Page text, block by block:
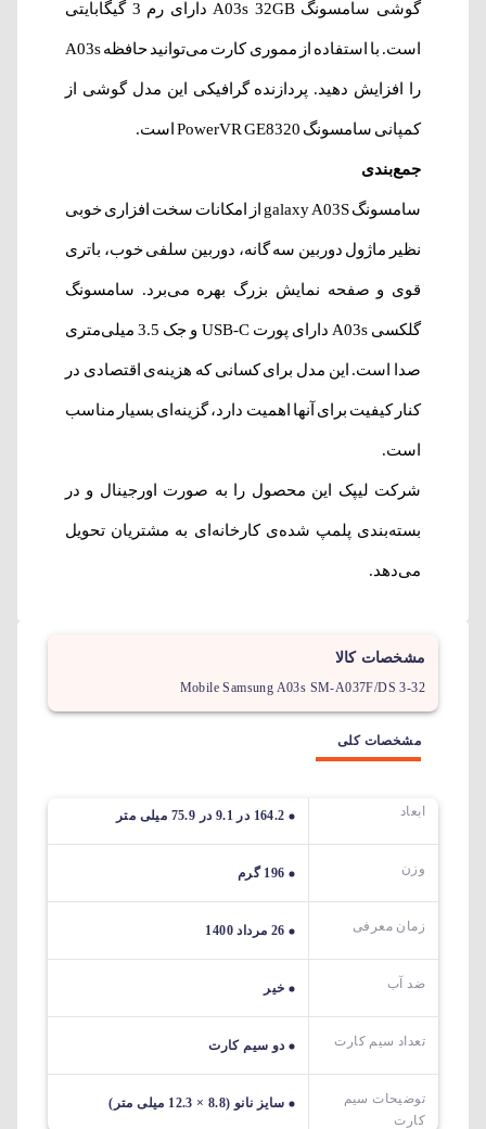
گوشی سامسونگ A03s 32GB دارای رم 3 گیگابایتی
است. با استفاده از مموری کارت می‌توانید حافظه A03s
را افزایش دهید. پردازنده گرافیکی این مدل گوشی از
کمپانی سامسونگ PowerVR GE8320 است.
جمع‌بندی
سامسونگ galaxy A03S از امکانات سخت افزاری خوبی
نظیر ماژول دوربین سه گانه، دوربین سلفی خوب، باتری
قوی و صفحه نمایش بزرگ بهره می‌برد. سامسونگ
گلکسی A03s دارای پورت USB-C و جک 3.5 میلی‌متری
صدا است. این مدل برای کسانی که هزینه‌ی اقتصادی در
کنار کیفیت برای آنها اهمیت دارد، گزینه‌ای بسیار مناسب
است.
شرکت لیپک این محصول را به صورت اورجینال و در
بسته‌بندی پلمپ شده‌ی کارخانه‌ای به مشتریان تحویل
می‌دهد.
مشخصات کالا
Mobile Samsung A03s SM-A037F/DS 3-32
مشخصات کلی
ابعاد 164.2 در 9.1 در 75.9 میلی متر
وزن 196 گرم
زمان معرفی 26 مرداد 1400
ضد آب خیر
تعداد سیم کارت دو سیم کارت
توضیحات سیم
کارت
سایز نانو (8.8 × 12.3 میلی متر)